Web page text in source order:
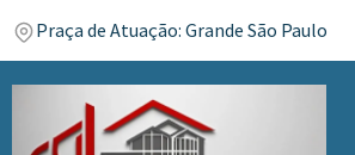
Praça de Atuação: Grande São Paulo